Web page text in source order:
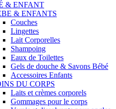
& ENFANT
& ENFANTS
Couches
Lingettes
Lait Corporelles
Shampoing
Eaux de Toilettes
Gels de douche & Savons Bébé
Accessoires Enfants
DU CORPS
Laits et crèmes corporels
Gommages pour le corps